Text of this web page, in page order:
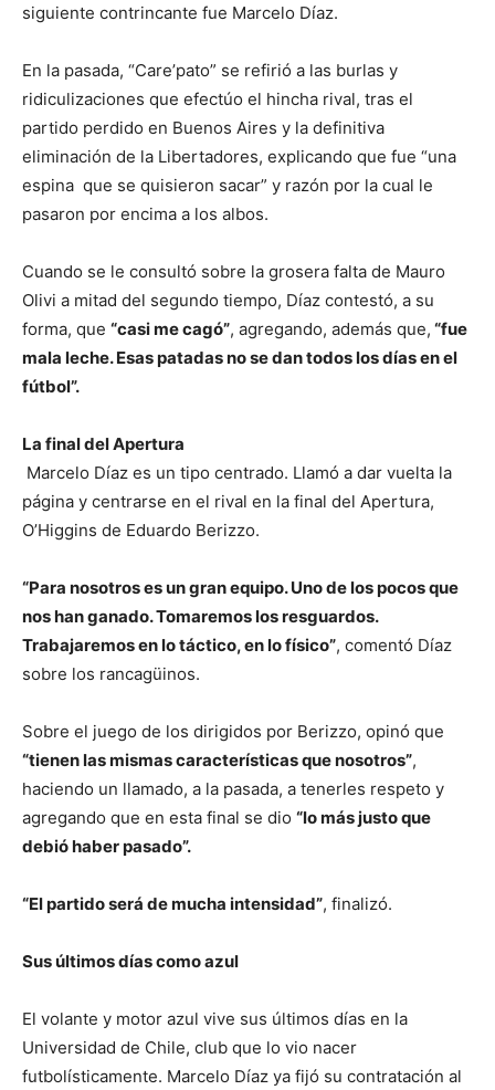
siguiente contrincante fue Marcelo Díaz.
En la pasada, “Care’pato” se refirió a las burlas y
ridiculizaciones que efectúo el hincha rival, tras el
partido perdido en Buenos Aires y la definitiva
eliminación de la Libertadores, explicando que fue “una
espina que se quisieron sacar” y razón por la cual le
pasaron por encima a los albos.
Cuando se le consultó sobre la grosera falta de Mauro
Olivi a mitad del segundo tiempo, Díaz contestó, a su
forma, que “casi me cagó”, agregando, además que, “fue
mala leche. Esas patadas no se dan todos los días en el
fútbol”.
La final del Apertura
Marcelo Díaz es un tipo centrado. Llamó a dar vuelta la
página y centrarse en el rival en la final del Apertura,
O’Higgins de Eduardo Berizzo.
“Para nosotros es un gran equipo. Uno de los pocos que
nos han ganado. Tomaremos los resguardos.
Trabajaremos en lo táctico, en lo físico”, comentó Díaz
sobre los rancagüinos.
Sobre el juego de los dirigidos por Berizzo, opinó que
“tienen las mismas características que nosotros”,
haciendo un llamado, a la pasada, a tenerles respeto y
agregando que en esta final se dio “lo más justo que
debió haber pasado”.
“El partido será de mucha intensidad”, finalizó.
Sus últimos días como azul
El volante y motor azul vive sus últimos días en la
Universidad de Chile, club que lo vio nacer
futbolísticamente. Marcelo Díaz ya fijó su contratación al